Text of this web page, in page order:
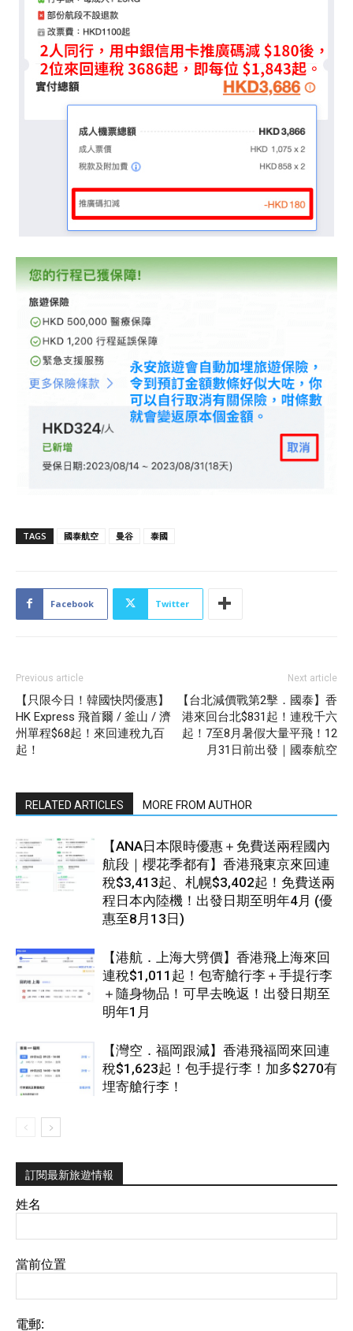
TAGS 國泰航空 曼谷 泰國
Facebook Twitter
Previous article
【只限今日！韓國快閃優惠】
HK Express 飛首爾 / 釜山 / 濟
州單程$68起！來回連稅九百
起！
Next article
【台北減價戰第2擊．國泰】香
港來回台北$831起！連稅千六
起！7至8月暑假大量平飛！12
月31日前出發｜國泰航空
RELATED ARTICLES MORE FROM AUTHOR
【ANA日本限時優惠＋免費送兩程國內
航段｜櫻花季都有】香港飛東京來回連
稅$3,413起、札幌$3,402起！免費送兩
程日本內陸機！出發日期至明年4月 (優
惠至8月13日)
【港航．上海大劈價】香港飛上海來回
連稅$1,011起！包寄艙行李＋手提行李
＋隨身物品！可早去晚返！出發日期至
明年1月
【灣空．福岡跟減】香港飛福岡來回連
稅$1,623起！包手提行李！加多$270有
埋寄艙行李！
訂閱最新旅遊情報
姓名
當前位置
電郵: